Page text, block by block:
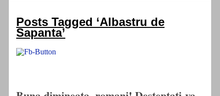
Posts Tagged ‘Albastru de
Sapanta’